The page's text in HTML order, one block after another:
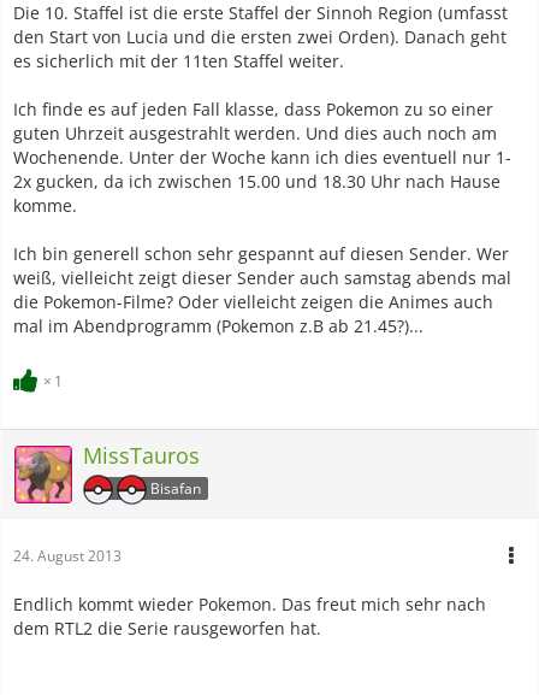
Die 10. Staffel ist die erste Staffel der Sinnoh Region (umfasst
den Start von Lucia und die ersten zwei Orden). Danach geht
es sicherlich mit der 11ten Staffel weiter.
Ich finde es auf jeden Fall klasse, dass Pokemon zu so einer
guten Uhrzeit ausgestrahlt werden. Und dies auch noch am
Wochenende. Unter der Woche kann ich dies eventuell nur 1-
2x gucken, da ich zwischen 15.00 und 18.30 Uhr nach Hause
komme.
Ich bin generell schon sehr gespannt auf diesen Sender. Wer
weiß, vielleicht zeigt dieser Sender auch samstag abends mal
die Pokemon-Filme? Oder vielleicht zeigen die Animes auch
mal im Abendprogramm (Pokemon z.B ab 21.45?)...
1
MissTauros
Bisafan
24. August 2013
Endlich kommt wieder Pokemon. Das freut mich sehr nach
dem RTL2 die Serie rausgeworfen hat.